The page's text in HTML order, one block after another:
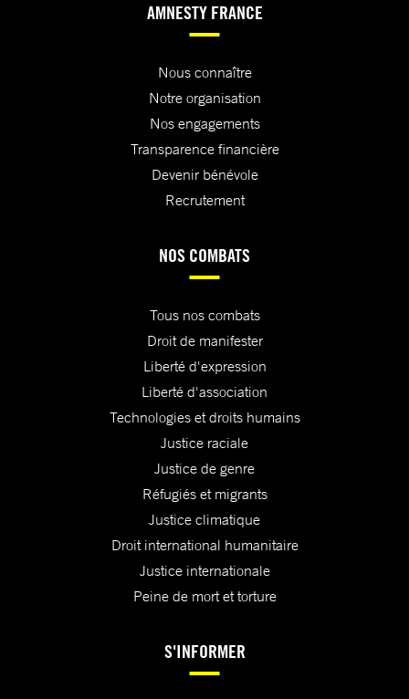
AMNESTY FRANCE
Nous connaître
Notre organisation
Nos engagements
Transparence financière
Devenir bénévole
Recrutement
NOS COMBATS
Tous nos combats
Droit de manifester
Liberté d'expression
Liberté d'association
Technologies et droits humains
Justice raciale
Justice de genre
Réfugiés et migrants
Justice climatique
Droit international humanitaire
Justice internationale
Peine de mort et torture
S'INFORMER